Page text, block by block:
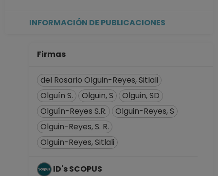
hasta 15-03-2025
Química
Desde 16-09-2019
hasta 31-12-2020
PROFESOR
INFORMACIÓN DE PUBLICACIONES
Firmas
del Rosario Olguin-Reyes, Sitlali
Olguín S.
Olguin, S
Olguin, SD
Olguín-Reyes S.R.
Olguin-Reyes, S
Olguin-Reyes, S. R.
Olguin-Reyes, Sitlali
ID's SCOPUS